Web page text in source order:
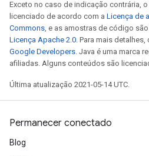
Exceto no caso de indicação contrária,
licenciado de acordo com a Licença de
Commons, e as amostras de código
Licença Apache 2.0. Para mais detalhes,
Google Developers. Java é uma marca
afiliadas. Alguns conteúdos são
Última atualização 2021-05-14 UTC.
Permanecer conectado
Blog